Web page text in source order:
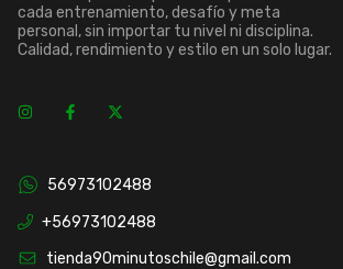
cada entrenamiento, desafío y meta
personal, sin importar tu nivel ni disciplina.
Calidad, rendimiento y estilo en un solo lugar.
56973102488
+56973102488
tienda90minutoschile@gmail.com